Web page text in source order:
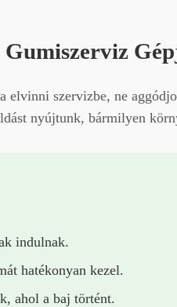
elvinni szervizbe, ne
nyújtunk, bármilyen
indulnak.
hatékonyan kezel.
ahol a baj történt.